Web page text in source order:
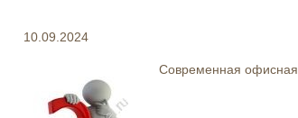
10.09.2024
Современная офисная